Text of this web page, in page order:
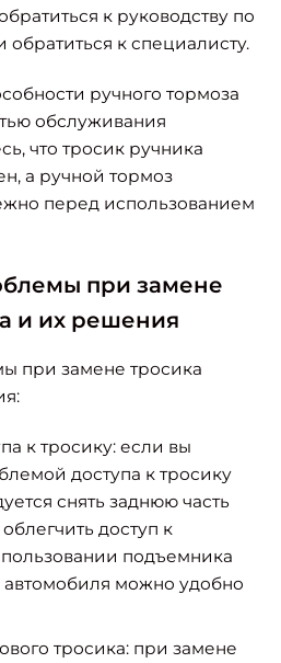
к руководству по
к специалисту.
ручного тормоза
обслуживания
что тросик ручника
а ручной тормоз
перед использованием
при замене
и их решения
при замене тросика
к тросику: если вы
доступа к тросику
снять заднюю часть
доступ к
подъемника
автомобиля можно удобно
тросика: при замене